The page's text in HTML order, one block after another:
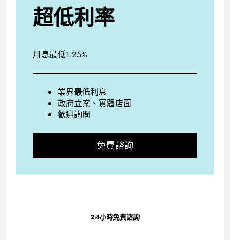
超低利率
月息最低1.25%
業界最低利息
政府立案、實體店面
歡迎詢問
免費諮詢
24小時免費諮詢